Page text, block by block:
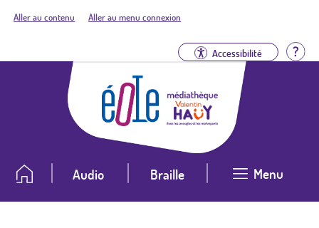
Aller au contenu Aller au menu connexion
Accessibilité
Audio Braille Menu